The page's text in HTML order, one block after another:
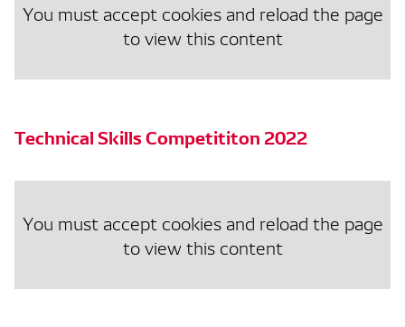
You must accept cookies and reload the page
to view this content
Technical Skills Competititon 2022
You must accept cookies and reload the page
to view this content